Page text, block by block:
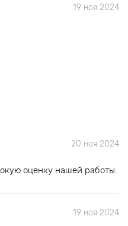
19 ноя 2024
20 ноя 2024
оценку нашей работы.
19 ноя 2024